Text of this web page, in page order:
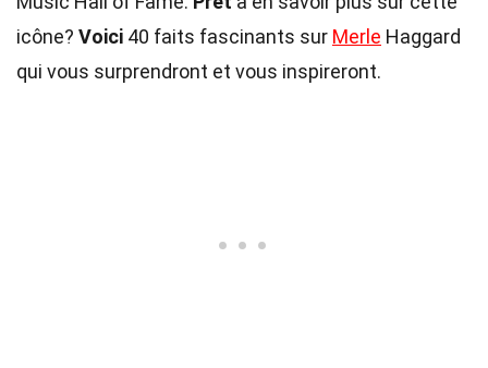
icône? Voici 40 faits fascinants sur Merle Haggard
qui vous surprendront et vous inspireront.